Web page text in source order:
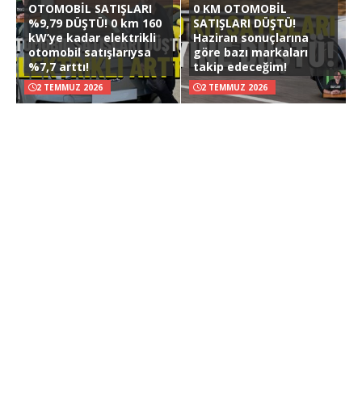
OTOMOBİL SATIŞLARI
%9,79 DÜŞTÜ! 0 km 160
kW’ye kadar elektrikli
otomobil satışlarıysa
%7,7 arttı!
2 TEMMUZ 2026
0 KM OTOMOBİL
SATIŞLARI DÜŞTÜ!
Haziran sonuçlarına
göre bazı markaları
takip edeceğim!
2 TEMMUZ 2026